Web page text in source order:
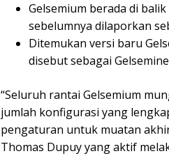
Gelsemium berada di
sebelumnya dilaporkan
Ditemukan versi baru
disebut sebagai
“Seluruh rantai Gelsemium
jumlah konfigurasi yang
pengaturan untuk muatan
Thomas Dupuy yang aktif